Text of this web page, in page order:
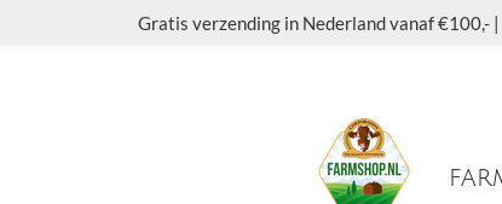
Gratis verzending in Nederland vanaf €100,-